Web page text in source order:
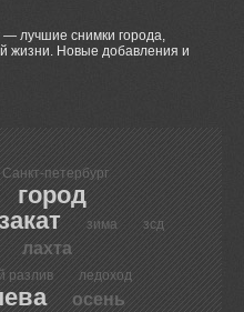
— лучшие снимки города,
жизни. Новые добавления и
Санкт-петербург
город
зима зсд
лахта
разлив ледоход
осень